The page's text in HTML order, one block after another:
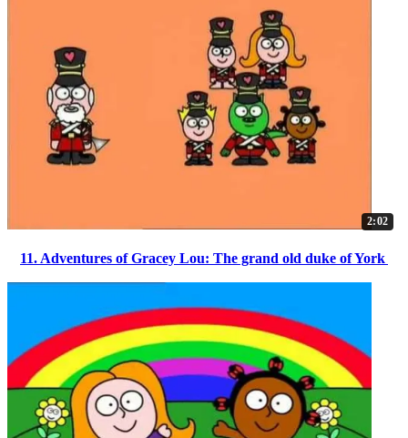
2:02
11. Adventures of Gracey Lou: The grand old duke of York